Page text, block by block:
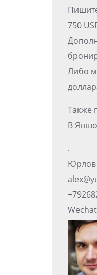
750
Либо
Также
В
.
Юрлов